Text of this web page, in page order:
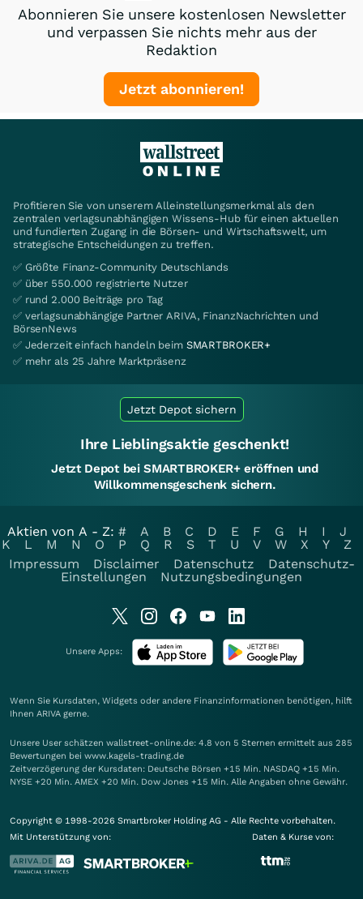
Abonnieren Sie unsere kostenlosen Newsletter
und verpassen Sie nichts mehr aus der
Redaktion
Jetzt abonnieren!
Profitieren Sie von unserem Alleinstellungsmerkmal als den
zentralen verlagsunabhängigen Wissens-Hub für einen aktuellen
und fundierten Zugang in die Börsen- und Wirtschaftswelt, um
strategische Entscheidungen zu treffen.
✅ Größte Finanz-Community Deutschlands
✅ über 550.000 registrierte Nutzer
✅ rund 2.000 Beiträge pro Tag
✅ verlagsunabhängige Partner ARIVA, FinanzNachrichten und
BörsenNews
✅ Jederzeit einfach handeln beim SMARTBROKER+
✅ mehr als 25 Jahre Marktpräsenz
Jetzt Depot sichern
Ihre Lieblingsaktie geschenkt!
Jetzt Depot bei SMARTBROKER+ eröffnen und
Willkommensgeschenk sichern.
Aktien von A - Z: # A B C D E F G H I
J
K
L M N O P Q R S T U V W X Y
Z
Impressum
Disclaimer Datenschutz
Datenschutz-
Einstellungen
Nutzungsbedingungen
Unsere Apps:
Wenn Sie Kursdaten, Widgets oder andere Finanzinformationen benötigen, hilft
Ihnen ARIVA gerne.
Unsere User schätzen wallstreet-online.de: 4.8 von 5 Sternen ermittelt aus 285
Bewertungen bei www.kagels-trading.de
Zeitverzögerung der Kursdaten: Deutsche Börsen +15 Min. NASDAQ +15 Min.
NYSE +20 Min. AMEX +20 Min. Dow Jones +15 Min. Alle Angaben ohne Gewähr.
Copyright © 1998-2026 Smartbroker Holding AG - Alle Rechte vorbehalten.
Mit Unterstützung von:
Daten & Kurse von: